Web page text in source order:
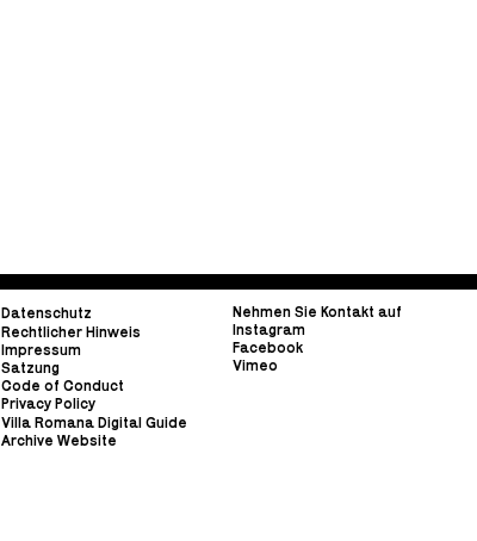
Datenschutz
Rechtlicher Hinweis
Impressum
Satzung
Code of Conduct
Privacy Policy
Villa Romana Digital Guide
Archive Website
Nehmen Sie Kontakt auf
Instagram
Facebook
Vimeo